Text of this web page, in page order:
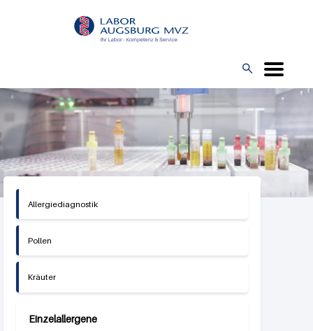
Direkt
zum
O

Allergiediagnostik
Pollen
Kräuter